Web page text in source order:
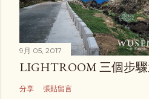
9月 05, 2017
LIGHTROOM 三個步
分享 張貼留言